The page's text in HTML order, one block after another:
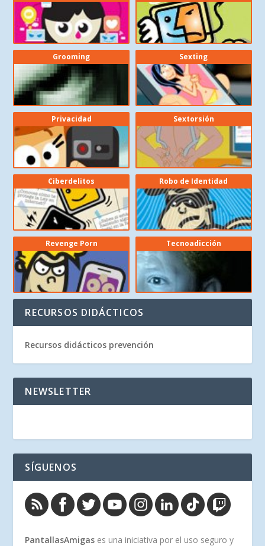
Grooming Sexting
Privacidad Sextorsión
Ciberdelitos Robo de Identidad
Revenge Porn Tecnoadicción
RECURSOS DIDÁCTICOS
Recursos didácticos prevención
NEWSLETTER
SÍGUENOS
PantallasAmigas es una iniciativa por el uso seguro y